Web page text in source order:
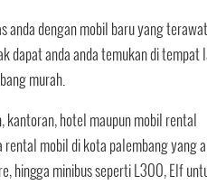
anda dengan mobil baru yang terawat
dapat anda anda temukan di tempat
murah.
hotel maupun mobil rental
mobil di kota palembang yang
hingga minibus seperti L300, Elf